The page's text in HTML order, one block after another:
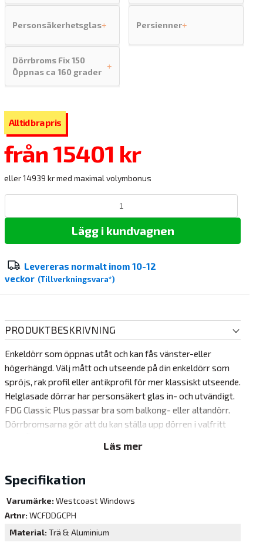
Personsäkerhetsglas+ Persienner+
Dörrbroms Fix 150
Öppnas ca 160 grader
+
från15401 kr
eller 14939 kr med maximal volymbonus
Lägg i kundvagnen
Levereras normalt inom 10-12
veckor (Tillverkningsvara*)
PRODUKTBESKRIVNING
Enkeldörr som öppnas utåt och kan fås vänster-eller
högerhängd. Välj mått och utseende på din enkeldörr som
spröjs, rak profil eller antikprofil för mer klassiskt utseende.
Helglasade dörrar har personsäkert glas in- och utvändigt.
FDG Classic Plus passar bra som balkong- eller altandörr.
Dörrbromsarna gör att du kan ställa upp dörren i valfritt
sticker verkligen Westcoast Windows ut i förhållande till
tillval finns vädringsbeslag som öppnar hela 165 grader. Så
Läs mer
Specifikation
Varumärke: Westcoast Windows
Artnr: WCFDDGCPH
Material Trä & Aluminium